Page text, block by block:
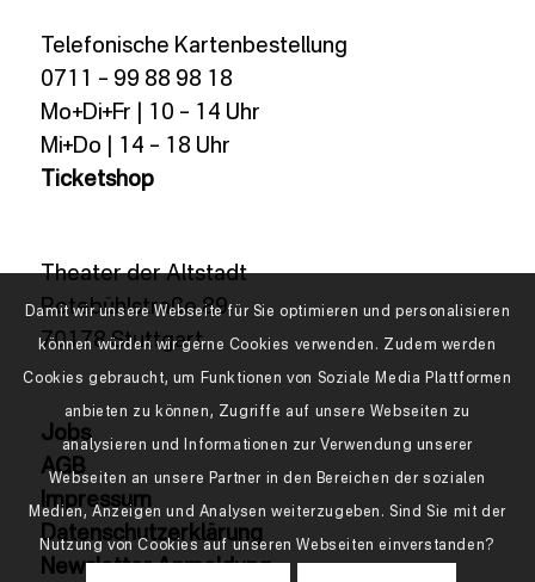
Telefonische Kartenbestellung
0711 – 99 88 98 18
Mo+Di+Fr | 10 – 14 Uhr
Mi+Do | 14 – 18 Uhr
Ticketshop
Theater der Altstadt
Rotebühlstraße 89
70178 Stuttgart
Jobs
AGB
Impressum
Datenschutzerklärung
Newsletter Anmeldung
Damit wir unsere Webseite für Sie optimieren und personalisieren
können würden wir gerne Cookies verwenden. Zudem werden
Cookies gebraucht, um Funktionen von Soziale Media Plattformen
anbieten zu können, Zugriffe auf unsere Webseiten zu
analysieren und Informationen zur Verwendung unserer
Webseiten an unsere Partner in den Bereichen der sozialen
Medien, Anzeigen und Analysen weiterzugeben. Sind Sie mit der
Nutzung von Cookies auf unseren Webseiten einverstanden?